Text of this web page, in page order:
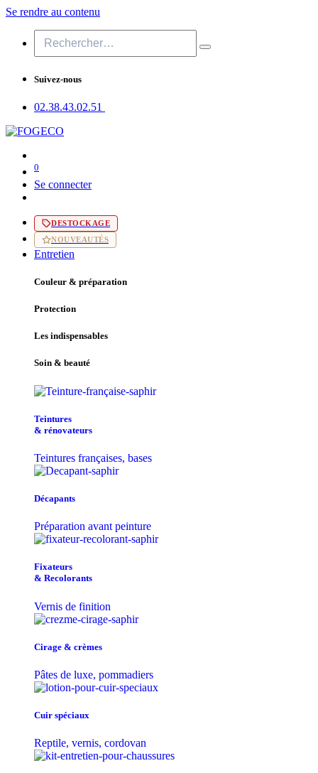
Se rendre au contenu
Suivez-nous
02.38.43​.02.51
0
Se connecter
DESTOCKAGE
NOUVEAUTÉS
Entretien
Couleur & préparation
Protection
Les indispensables
Soin & beauté
Teintu​res
& r​é​novateurs
Teintures françaises, bases
Décapants
Préparation avant peinture
Fixateurs
& Recolorants
Vernis de finition
Cirage & crèmes
Pâtes de luxe, pommadiers
Cuir spéciaux
Reptile, vernis, cordovan